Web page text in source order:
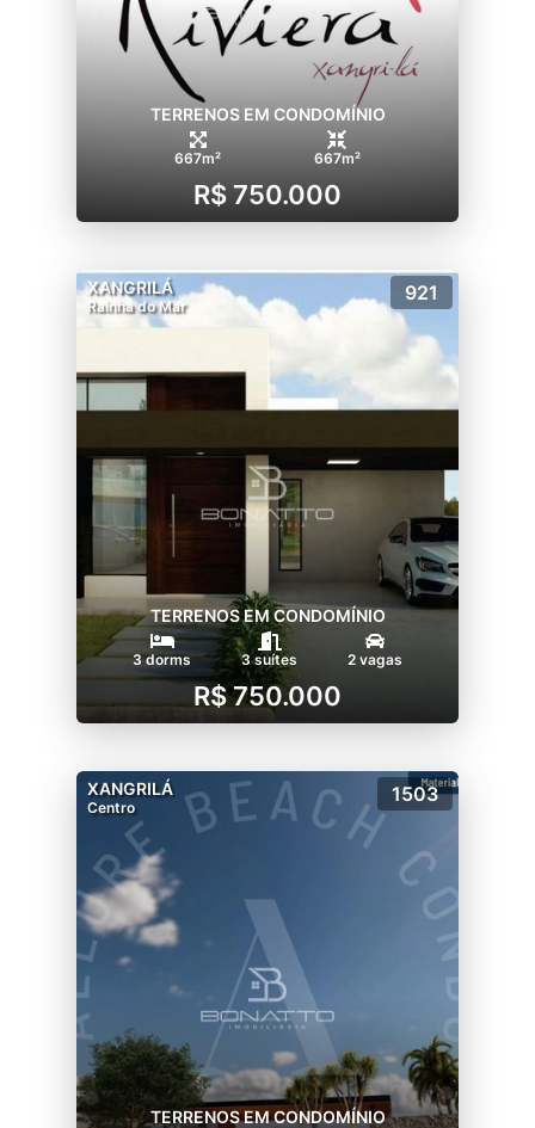
TERRENOS EM CONDOMÍNIO
667m² 667m²
R$ 750.000
XANGRILÁ
Rainha do Mar
921
TERRENOS EM CONDOMÍNIO
3 dorms 3 suítes 2 vagas
R$ 750.000
XANGRILÁ
Centro
1503
TERRENOS EM CONDOMÍNIO